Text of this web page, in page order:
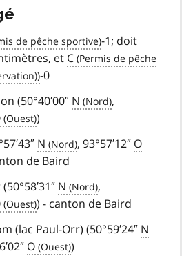
-1; doit
et C
-0
(50°40′00″ N
,
)
N , 93°57′12″ O
de Baird
N
,
) - canton de Baird
(lac Paul-Orr) (50°59′24″ N
O
)